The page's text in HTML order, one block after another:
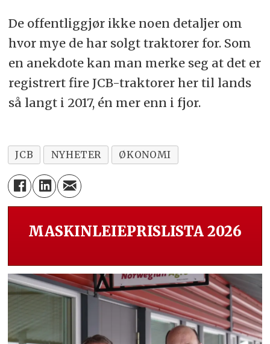
De offentliggjør ikke noen detaljer om
hvor mye de har solgt traktorer for. Som
en anekdote kan man merke seg at det er
registrert fire JCB-traktorer her til lands
så langt i 2017, én mer enn i fjor.
JCB NYHETER ØKONOMI
MASKINLEIEPRISLISTA 2026